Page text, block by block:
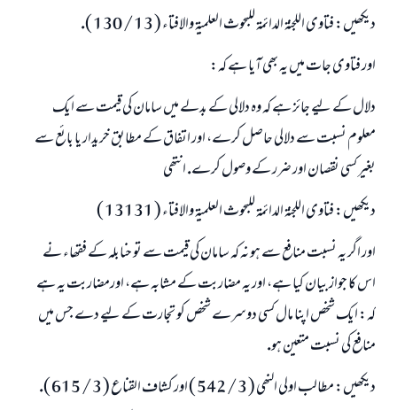
ديكھيں: فتاوى اللجنۃ الدائمۃ للبحوث العلميۃ والافتاء ( 13 / 130 ).
اور فتاوى جات ميں يہ بھى آيا ہے كہ:
دلال كے ليے جائز ہے كہ وہ دلالى كے بدلے ميں سامان كى قيمت سے ايك
معلوم نسبت سے دلالى حاصل كرے، اور اتفاق كے مطابق خريدار يا بائع سے
بغير كسى نقصان اور ضرر كے وصول كرے. انتھى
ديكھيں: فتاوى اللجنۃ الدائمۃ للبحوث العلميۃ والافتاء ( 13131 )
اور اگر يہ نسبت منافع سے ہو نہ كہ سامان كى قيمت سے تو حنابلہ كے فقھاء نے
اس كا جواز بيان كيا ہے، اور يہ مضاربت كے مشابہ ہے، اورمضاربت يہ ہے
كہ: ايك شخص اپنا مال كسى دوسرے شخص كو تجارت كے ليے دے جس ميں
منافع كى نسبت متعين ہو.
ديكھيں: مطالب اولى النھى ( 3 / 542 ) اور كشاف القناع ( 3 / 615 ).